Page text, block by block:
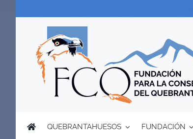
QUEBRANTAHUESOS FUNDACIÓN